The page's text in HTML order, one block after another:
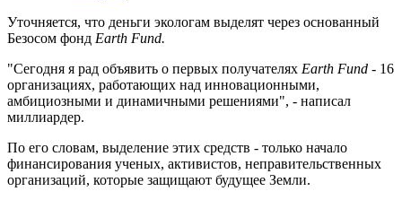
Уточняется, что деньги экологам выделят через основанный
Безосом фонд Earth Fund.
"Сегодня я рад объявить о первых получателях Earth Fund - 16
организациях, работающих над инновационными,
амбициозными и динамичными решениями", - написал
миллиардер.
По его словам, выделение этих средств - только начало
финансирования ученых, активистов, неправительственных
организаций, которые защищают будущее Земли.